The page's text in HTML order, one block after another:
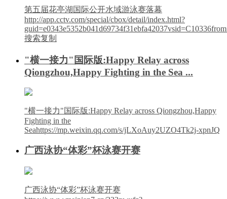
第五届花亭湖国际公开水域游泳赛落幕
http://app.cctv.com/special/cbox/detail/index.html?
搜索复制
"横一接力"国际版:Happy Relay across
Qiongzhou,Happy Fighting in the Sea ...
"横一接力"国际版:Happy Relay across Qiongzhou,Happy
Fighting in the
Seahttps://mp.weixin.qq.com/s/jLXoAuy2UZO4Tk2j-xpnJQ
广西泳协“体彩”杯泳赛开赛
广西泳协“体彩”杯泳赛开赛